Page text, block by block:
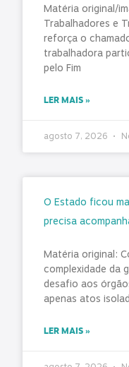
Matéria original/
Trabalhadores e
reforça o
trabalhadora
pelo Fim
LER MAIS »
agosto 7, 2026
O Estado ficou
precisa
Matéria original:
complexidade da
desafio aos
apenas atos
LER MAIS »